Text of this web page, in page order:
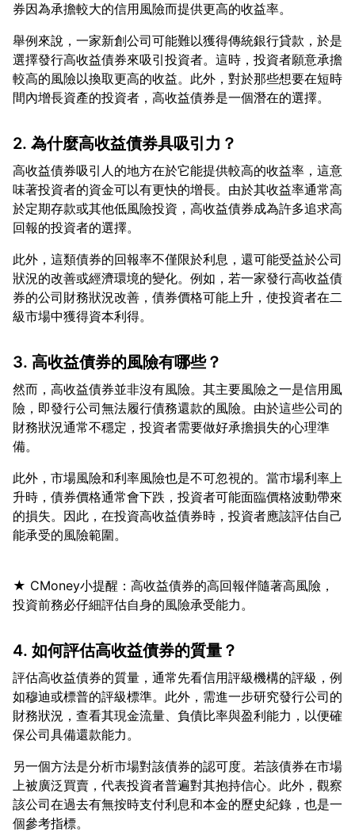
舉例來說，一家新創公司可能難以獲得傳統銀行貸款，於是
選擇發行高收益債券來吸引投資者。這時，投資者願意承擔
較高的風險以換取更高的收益。此外，對於那些想要在短時
2. 為什麼高收益債券具吸引力？
高收益債券吸引人的地方在於它能提供較高的收益率，這意
味著投資者的資金可以有更快的增長。由於其收益率通常高
於定期存款或其他低風險投資，高收益債券成為許多追求高
此外，這類債券的回報率不僅限於利息，還可能受益於公司
狀況的改善或經濟環境的變化。例如，若一家發行高收益債
券的公司財務狀況改善，債券價格可能上升，使投資者在二
3. 高收益債券的風險有哪些？
然而，高收益債券並非沒有風險。其主要風險之一是信用風
險，即發行公司無法履行債務還款的風險。由於這些公司的
財務狀況通常不穩定，投資者需要做好承擔損失的心理準
此外，市場風險和利率風險也是不可忽視的。當市場利率上
升時，債券價格通常會下跌，投資者可能面臨價格波動帶來
的損失。因此，在投資高收益債券時，投資者應該評估自己
★ CMoney小提醒：高收益債券的高回報伴隨著高風險，
4. 如何評估高收益債券的質量？
評估高收益債券的質量，通常先看信用評級機構的評級，例
如穆迪或標普的評級標準。此外，需進一步研究發行公司的
財務狀況，查看其現金流量、負債比率與盈利能力，以便確
另一個方法是分析市場對該債券的認可度。若該債券在市場
上被廣泛買賣，代表投資者普遍對其抱持信心。此外，觀察
該公司在過去有無按時支付利息和本金的歷史紀錄，也是一